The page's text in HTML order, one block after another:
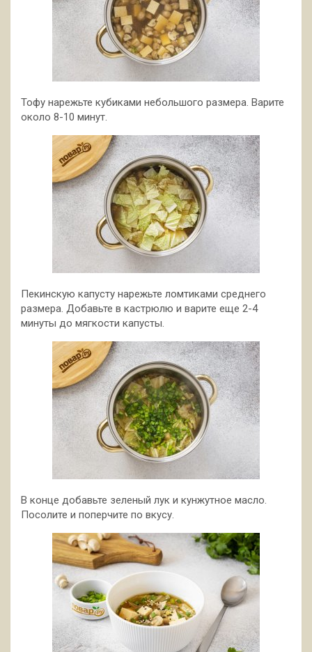
Тофу нарежьте кубиками небольшого размера. Варите
около 8-10 минут.
Пекинскую капусту нарежьте ломтиками среднего
размера. Добавьте в кастрюлю и варите еще 2-4
минуты до мягкости капусты.
В конце добавьте зеленый лук и кунжутное масло.
Посолите и поперчите по вкусу.